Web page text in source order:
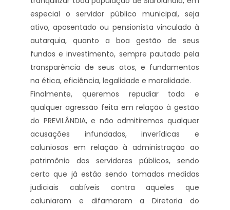
especial o servidor público municipal, seja
ativo, aposentado ou pensionista vinculado à
autarquia, quanto a boa gestão de seus
fundos e investimento, sempre pautado pela
transparência de seus atos, e fundamentos
na ética, eficiência, legalidade e moralidade.
Finalmente, queremos repudiar toda e
qualquer agressão feita em relação à gestão
do PREVILÂNDIA, e não admitiremos qualquer
acusações infundadas, inverídicas e
caluniosas em relação à administração ao
patrimônio dos servidores públicos, sendo
certo que já estão sendo tomadas medidas
judiciais cabíveis contra aqueles que
caluniaram e difamaram a Diretoria do